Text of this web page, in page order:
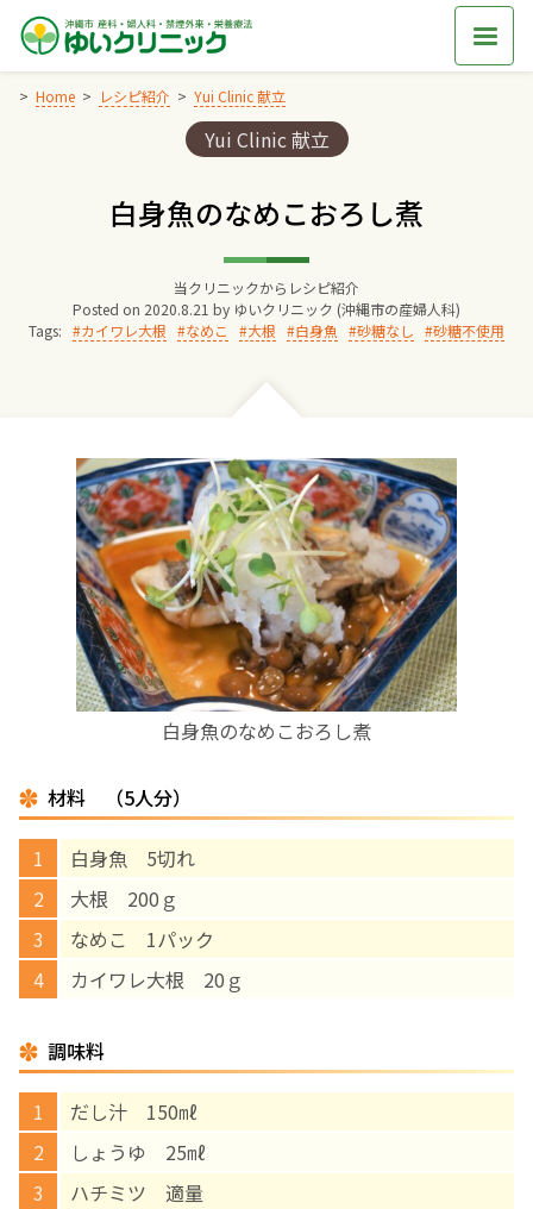
Skip
content
Home レシピ紹介 Yui Clinic 献立
Categories:
Yui Clinic 献立
白身魚のなめこおろし煮
当クリニックからレシピ紹介
Posted on 2020.8.21 by ゆいクリニック (沖縄市の産婦人科)
Tags:
カイワレ大根 なめこ 大根 白身魚 砂糖なし 砂糖不使用
白身魚のなめこおろし煮
材料 （5人分）
白身魚 5切れ
大根 200ｇ
なめこ 1パック
カイワレ大根 20ｇ
調味料
だし汁 150㎖
しょうゆ 25㎖
ハチミツ 適量
院長からのごあいさつ
妊婦健診
お産について
親と子の結びつき支援
母乳育児
その他の診療内容
‘さんルーム’ でさまざまな講座・クラス
遠方にお住まいで当院での出産を希望される方へ